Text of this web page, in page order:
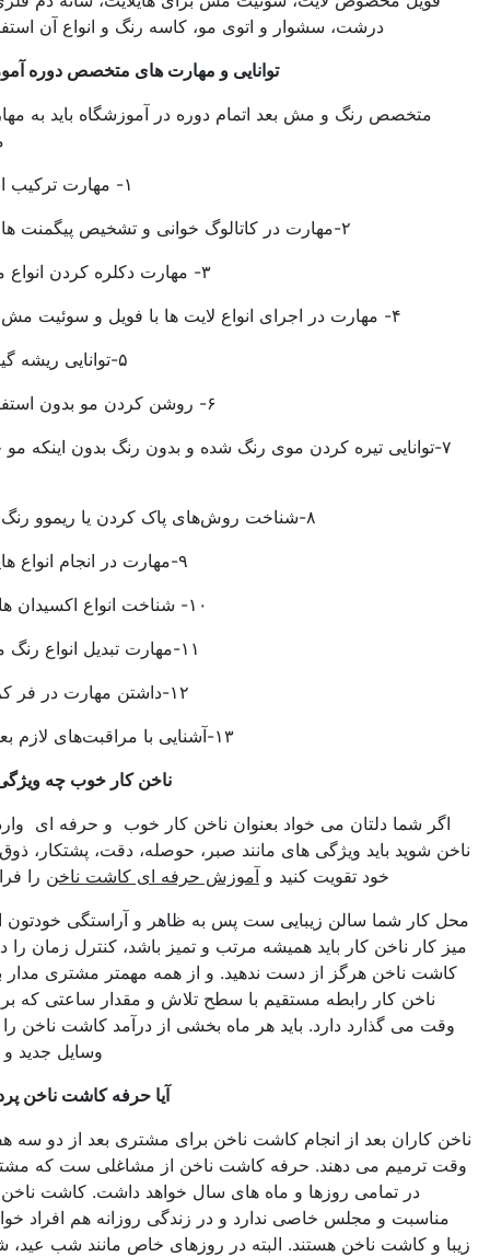
درشت، سشوار و اتوی مو، کاسه رنگ و انواع آن استفاده می‌شود.
توانایی و مهارت های متخصص دوره آموزش رنگ مو
رنگ و مش بعد اتمام دوره در آموزشگاه باید به مهارت های زیر
مسلط باشد:
تیره کردن موی رنگ شده و بدون رنگ بدون اینکه مو چرک و مات
ناخن کار خوب چه ویژگی هایی دارد؟
دلتان می خواد بعنوان ناخن کار خوب و حرفه ای وارد عرصه کار
باید ویژگی های مانند صبر، حوصله، دقت، پشتکار، ذوق هنری را در
خود تقویت کنید وآموزش حرفه ای کاشت ناخن را فراموش نکنید.
سالن زیبایی ست پس به ظاهر و آراستگی خودتون اهمیت دهید،
کار باید همیشه مرتب و تمیز باشد، کنترل زمان را در حین انجام
هرگز از دست ندهید. و از همه مهمتر مشتری مدار باشید. درآمد
کار رابطه مستقیم با سطح تلاش و مقدار ساعتی که برای کار ناخن
گذارد دارد. باید هر ماه بخشی از درآمد کاشت ناخن را صرف خرید
وسایل جدید و تبلیغات کند.
آیا حرفه کاشت ناخن پردرآمد است؟
بعد از انجام کاشت ناخن برای مشتری بعد از دو سه هفته یا ماهانه
می دهند. حرفه کاشت ناخن از مشاغلی ست که مشتریان خود را
تمامی روزها و ماه های سال خواهد داشت. کاشت ناخن حتما نیاز به
و مجلس خاصی ندارد و در زندگی روزانه هم افراد خواستار دستان
ناخن هستند. البته در روزهای خاص مانند شب عید، شب یلدا و …